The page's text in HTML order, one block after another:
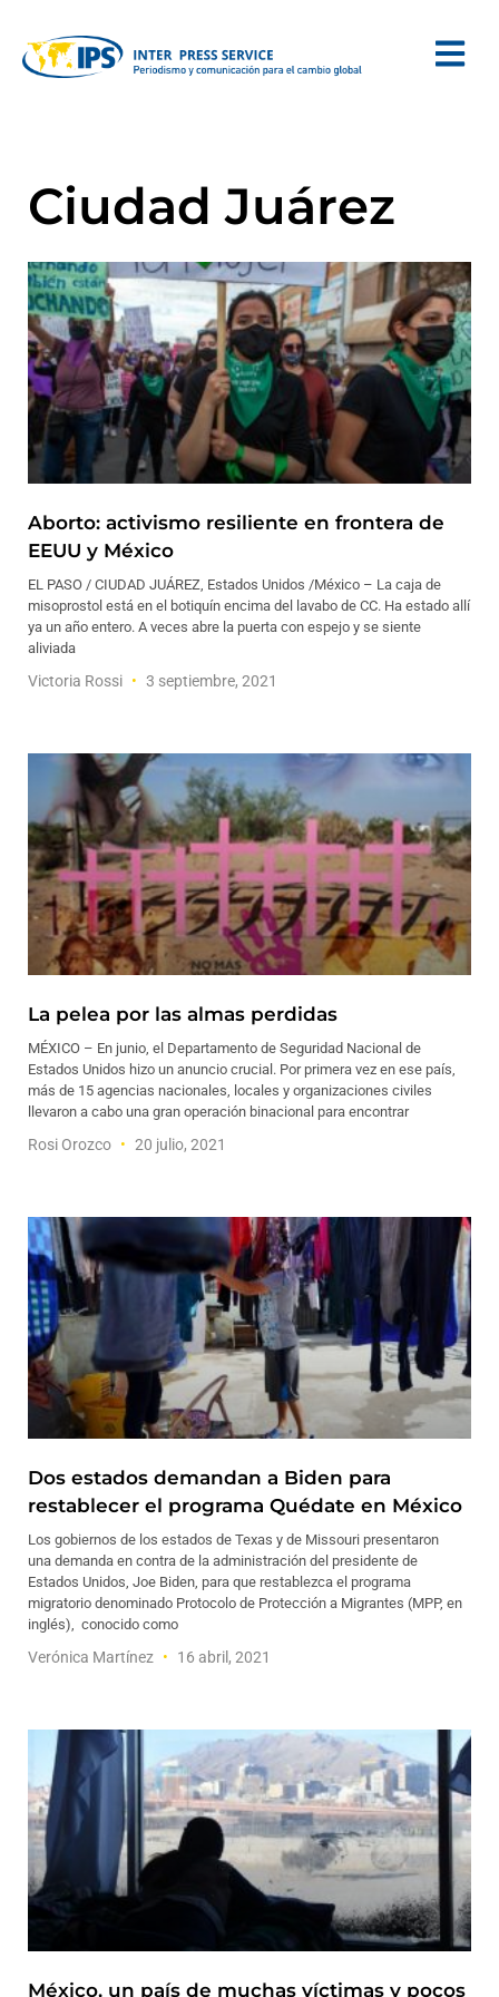
Ciudad Juárez
Aborto: activismo resiliente en frontera de
EEUU y México
EL PASO / CIUDAD JUÁREZ, Estados Unidos /México – La caja de
misoprostol está en el botiquín encima del lavabo de CC. Ha estado allí
ya un año entero. A veces abre la puerta con espejo y se siente
aliviada
Victoria Rossi 3 septiembre, 2021
La pelea por las almas perdidas
MÉXICO – En junio, el Departamento de Seguridad Nacional de
Estados Unidos hizo un anuncio crucial. Por primera vez en ese país,
más de 15 agencias nacionales, locales y organizaciones civiles
llevaron a cabo una gran operación binacional para encontrar
Rosi Orozco 20 julio, 2021
Dos estados demandan a Biden para
restablecer el programa Quédate en México
Los gobiernos de los estados de Texas y de Missouri presentaron
una demanda en contra de la administración del presidente de
Estados Unidos, Joe Biden, para que restablezca el programa
migratorio denominado Protocolo de Protección a Migrantes (MPP, en
inglés), conocido como
Verónica Martínez 16 abril, 2021
México, un país de muchas víctimas y pocos